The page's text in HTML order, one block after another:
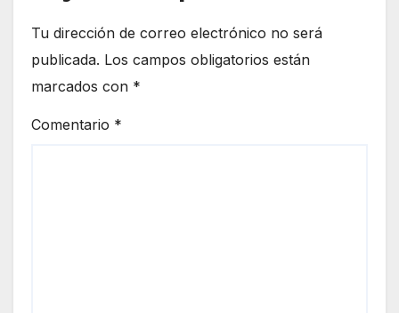
Tu dirección de correo electrónico no será
publicada. Los campos obligatorios están
marcados con *
Comentario *